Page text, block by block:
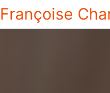
Françoise